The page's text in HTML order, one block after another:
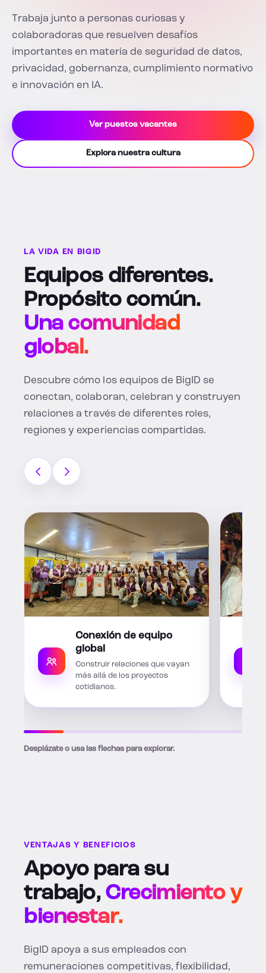
Trabaja junto a personas curiosas y
colaboradoras que resuelven desafíos
importantes en materia de seguridad de datos,
privacidad, gobernanza, cumplimiento normativo
e innovación en IA.
Ver puestos vacantes
Explora nuestra cultura
LA VIDA EN BIGID
Equipos diferentes.
Propósito común.
Una comunidad
global.
Descubre cómo los equipos de BigID se
conectan, colaboran, celebran y construyen
relaciones a través de diferentes roles,
regiones y experiencias compartidas.
Conexión de equipo
global
Construir relaciones que vayan
más allá de los proyectos
cotidianos.
Desplázate o usa las flechas para explorar.
VENTAJAS Y BENEFICIOS
Apoyo para su
trabajo, Crecimiento y
bienestar.
BigID apoya a sus empleados con
remuneraciones competitivas, flexibilidad,